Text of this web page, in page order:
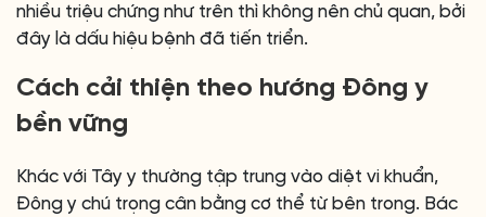
nhiều triệu chứng như trên thì không nên chủ quan, bởi
đây là dấu hiệu bệnh đã tiến triển.
Cách cải thiện theo hướng Đông y
bền vững
Khác với Tây y thường tập trung vào diệt vi khuẩn,
Đông y chú trọng cân bằng cơ thể từ bên trong. Bác